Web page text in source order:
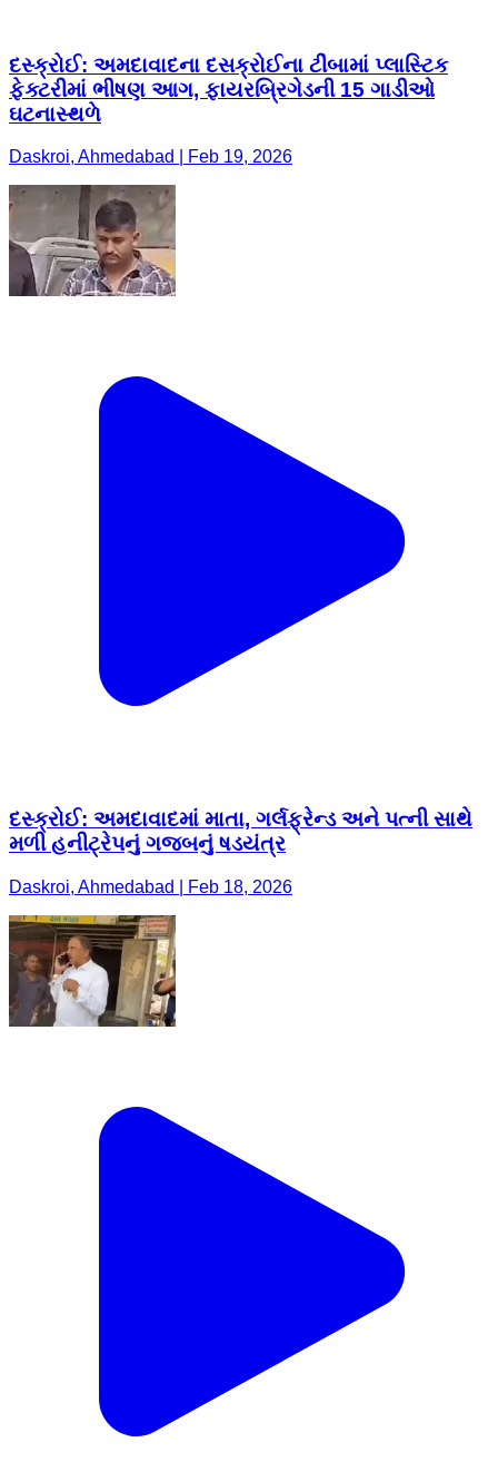
દસ્ક્રોઈ: અમદાવાદના દસક્રોઈના ટીંબામાં પ્લાસ્ટિક
ફેક્ટરીમાં ભીષણ આગ, ફાયરબ્રિગેડની 15 ગાડીઓ
ઘટનાસ્થળે
Daskroi, Ahmedabad | Feb 19, 2026
દસ્ક્રોઈ: અમદાવાદમાં માતા, ગર્લફ્રેન્ડ અને પત્ની સાથે
મળી હનીટ્રેપનું ગજબનું ષડયંત્ર
Daskroi, Ahmedabad | Feb 18, 2026